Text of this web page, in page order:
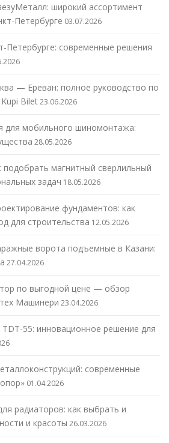
широкий ассортимент
Петербурге 03.07.2026
Петербурге: современные решения
— Ереван: полное руководство по
Bilet23.06.2026
для мобильного шиномонтажа:
28.05.2026
магнитный сверлильный
задач 18.05.2026
фундаментов: как
для строительства 12.05.2026
ворота подъемные в Казани:
27.04.2026
по выгодной цене — обзор
Машинери 23.04.2026
55: инновационное решение для
современные
01.04.2026
радиаторов: как выбрать и
и красоты 26.03.2026